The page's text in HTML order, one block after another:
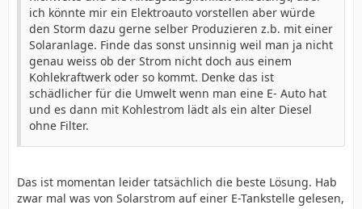
ich könnte mir ein Elektroauto vorstellen aber würde
den Storm dazu gerne selber Produzieren z.b. mit einer
Solaranlage. Finde das sonst unsinnig weil man ja nicht
genau weiss ob der Strom nicht doch aus einem
Kohlekraftwerk oder so kommt. Denke das ist
schädlicher für die Umwelt wenn man eine E- Auto hat
und es dann mit Kohlestrom lädt als ein alter Diesel
ohne Filter.
Das ist momentan leider tatsächlich die beste Lösung. Hab
zwar mal was von Solarstrom auf einer E-Tankstelle gelesen,